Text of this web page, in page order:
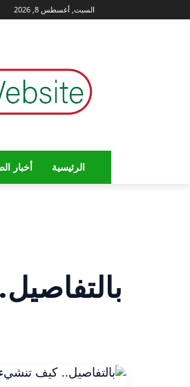
السبت, أغسطس 8, 2026
الرئيسية أخبار